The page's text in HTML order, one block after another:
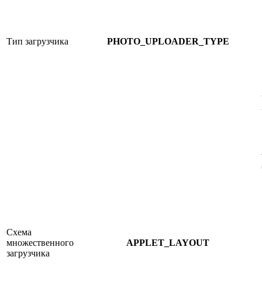
Тип загрузчика PHOTO_UPLOADER_TYPE
Схема
множественного
загрузчика
APPLET_LAYOUT